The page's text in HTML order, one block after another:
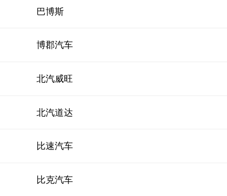
巴博斯
博郡汽车
北汽威旺
北汽道达
比速汽车
比克汽车